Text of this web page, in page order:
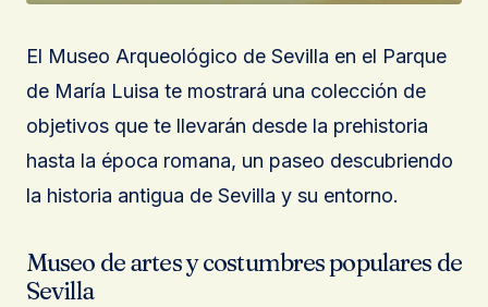
El Museo Arqueológico de Sevilla en el Parque
de María Luisa te mostrará una colección de
objetivos que te llevarán desde la prehistoria
hasta la época romana, un paseo descubriendo
la historia antigua de Sevilla y su entorno.
Museo de artes y costumbres populares de
Sevilla